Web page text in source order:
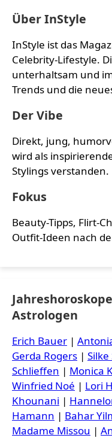
Über InStyle
InStyle ist das
Celebrity-Lifestyle.
unterhaltsam und
Trends und die
Der Vibe
Direkt, jung,
wird als
Stylings verstanden.
Fokus
Beauty-Tipps, Flirt-
Outfit-Ideen nach
Astrologen
Erich Bauer |
Gerda Rogers |
Schlieffen | Monica
Winfried Noé | Lori
Khounani |
Hamann | Bahar
Madame Missou |